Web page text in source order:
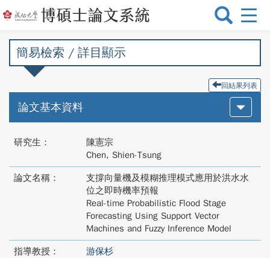
選
切
簡易檢索 / 詳目顯示
回結果列表
論文基本資料
研究生：
陳憲宗
Chen, Shien-Tsung
論文名稱：
支撐向量機及模糊推理模式應用於洪水水
位之即時機率預報
Real-time Probabilistic Flood Stage
Forecasting Using Support Vector
Machines and Fuzzy Inference Model
指導教授：
游保杉